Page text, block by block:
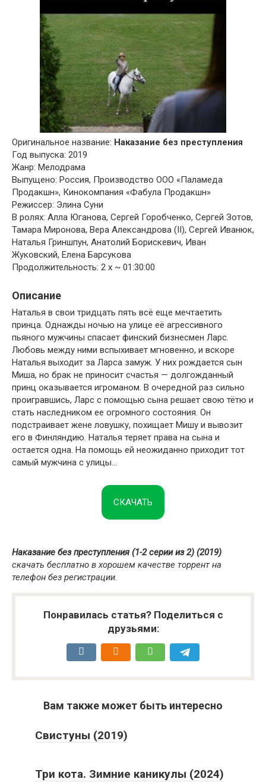
Оригинальное название: Наказание без преступления
Год выпуска: 2019
Жанр: Мелодрама
Выпущено: Россия, Производство ООО «Паламеда
Продакшн», Кинокомпания «Фабула Продакшн»
Режиссер: Элина Суни
В ролях: Алла Юганова, Сергей Горобченко, Сергей Зотов,
Тамара Миронова, Вера Александрова (II), Сергей Иванюк,
Наталья Гриншпун, Анатолий Борискевич, Иван
Жуковский, Елена Барсукова
Продолжительность: 2 x ~ 01:30:00
Описание
Наталья в свои тридцать пять всё еще мечтаетить
принца. Однажды ночью на улице её агрессивного
пьяного мужчины спасает финский бизнесмен Ларс.
Любовь между ними вспыхивает мгновенно, и вскоре
Наталья выходит за Ларса замуж. У них рождается сын
Миша, но брак не приносит счастья — долгожданный
принц оказывается игроманом. В очередной раз сильно
проигравшись, Ларс с помощью сына решает свою тётю и
стать наследником ее огромного состояния. Он
подстраивает жене ловушку, похищает Мишу и вывозит
его в Финляндию. Наталья теряет права на сына и
остается одна. На помощь ей ​​неожиданно приходит тот
самый мужчина с улицы…
СКАЧАТЬ
Наказание без преступления (1-2 серии из 2) (2019)
скачать бесплатно в хорошем качестве торрент на
телефон без регистрации.
Понравилась статья? Поделиться с
друзьями:
Вам также может быть интересно
Свистуны (2019)
Три кота. Зимние каникулы (2024)